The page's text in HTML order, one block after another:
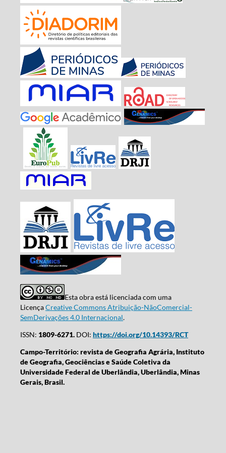
Esta obra está licenciada com uma
LicençaCreative Commons Atribuição-NãoComercial-
SemDerivações 4.0 Internacional.
ISSN: 1809-6271.DOI: https://doi.org/10.14393/RCT
Campo-Território: revista de Geografia Agrária, Instituto
de Geografia, Geociências e Saúde Coletiva da
Universidade Federal de Uberlândia, Uberlândia, Minas
Gerais, Brasil.